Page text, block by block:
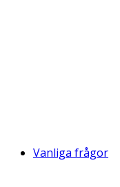
Vanliga frågor